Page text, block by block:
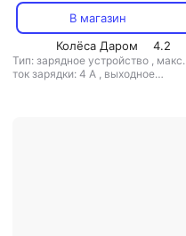
В магазин
Колёса Даром
4.2
Тип: зарядное устройство , макс.
ток зарядки: 4 А , выходное